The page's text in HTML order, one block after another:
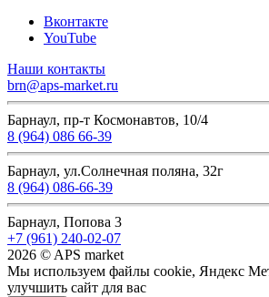
Вконтакте
YouTube
Наши контакты
brn@aps-market.ru
Барнаул, пр-т Космонавтов, 10/4
8 (964) 086 66-39
Барнаул, ул.Солнечная поляна, 32г
8 (964) 086-66-39
Барнаул, Попова 3
+7 (961) 240-02-07
2026 © APS market
Мы используем файлы cookie, Яндекс
улучшить сайт для вас